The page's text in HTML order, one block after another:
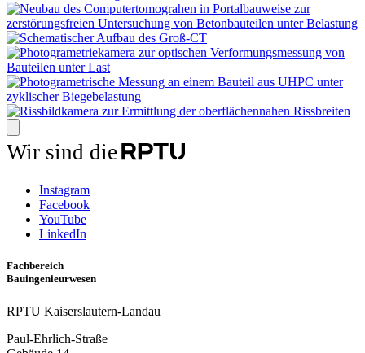
Wir sind die
Instagram
Facebook
YouTube
LinkedIn
Fachbereich
Bauingenieurwesen
RPTU Kaiserslautern-Landau
Paul-Ehrlich-Straße